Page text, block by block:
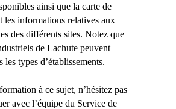
ainsi que la carte de
les informations relatives aux
des différents sites. Notez que
de Lachute peuvent
les types d’établissements.
à ce sujet, n’hésitez pas
avec l’équipe du Service de